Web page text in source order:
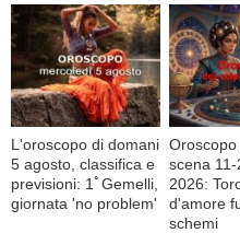
L'oroscopo di domani
5 agosto, classifica e
previsioni: 1ﾟGemelli,
giornata 'no problem'
scena
2026:
d'amore
schemi